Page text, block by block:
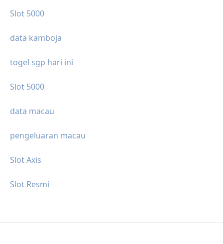
Slot 5000
data kamboja
togel sgp hari ini
Slot 5000
data macau
pengeluaran macau
Slot Axis
Slot Resmi